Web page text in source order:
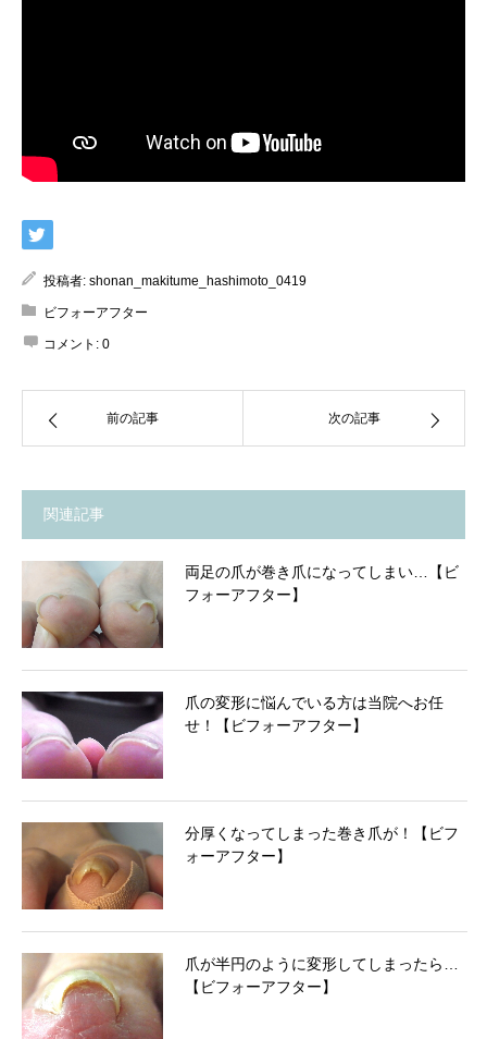
投稿者: shonan_makitume_hashimoto_0419
ビフォーアフター
コメント: 0
前の記事 次の記事
関連記事
両足の爪が巻き爪になってしまい…【ビ
フォーアフター】
爪の変形に悩んでいる方は当院へお任
せ！【ビフォーアフター】
分厚くなってしまった巻き爪が！【ビフ
ォーアフター】
爪が半円のように変形してしまったら…
【ビフォーアフター】